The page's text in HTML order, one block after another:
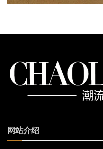
网站介绍